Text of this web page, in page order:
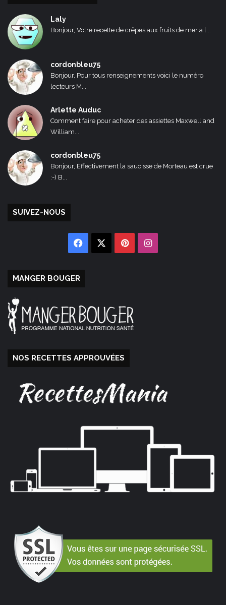
Laly
Bonjour, Votre recette de crêpes aux fruits de mer a l...
cordonbleu75
Bonjour, Pour tous renseignements voici le numéro
lecteurs M...
Arlette Auduc
Comment faire pour acheter des assiettes Maxwell and
William...
cordonbleu75
Bonjour, Effectivement la saucisse de Morteau est crue
:-) B...
SUIVEZ-NOUS
Facebook PinterestInstagram
MANGER BOUGER
NOS RECETTES APPROUVÉES